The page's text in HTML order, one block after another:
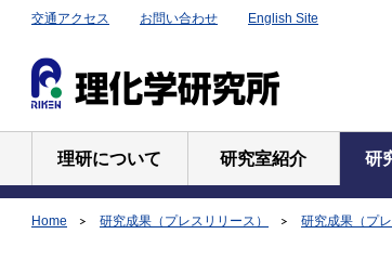
交通アクセス お問い合わせ English Site
理研について 研究室紹介 研
Home 研究成果（プレスリリース） 研究成果（プ